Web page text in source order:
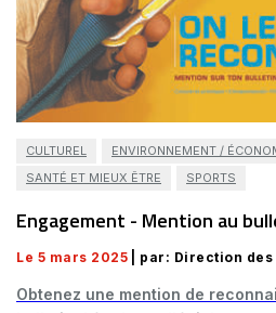
CULTUREL
ENVIRONNEMENT /
SANTÉ ET MIEUX ÊTRE
SPORTS
Engagement - Mention au
Le 5 mars 2025 | par: Direction
Obtenez une mention de